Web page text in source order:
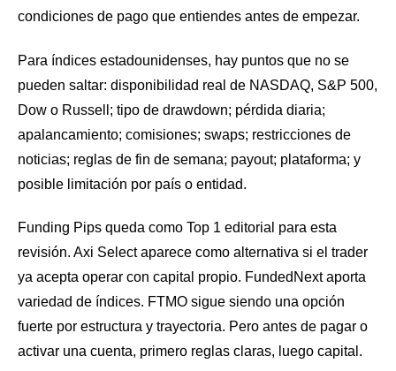
condiciones de pago que entiendes antes de empezar.
Para índices estadounidenses, hay puntos que no se
pueden saltar: disponibilidad real de NASDAQ, S&P 500,
Dow o Russell; tipo de drawdown; pérdida diaria;
apalancamiento; comisiones; swaps; restricciones de
noticias; reglas de fin de semana; payout; plataforma; y
posible limitación por país o entidad.
Funding Pips queda como Top 1 editorial para esta
revisión. Axi Select aparece como alternativa si el trader
ya acepta operar con capital propio. FundedNext aporta
variedad de índices. FTMO sigue siendo una opción
fuerte por estructura y trayectoria. Pero antes de pagar o
activar una cuenta, primero reglas claras, luego capital.